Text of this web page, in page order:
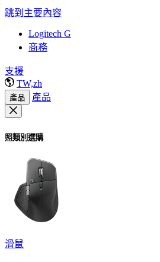
跳到主要內容
Logitech G
商務
支援
TW,zh
產品 產品
照類別選購
滑鼠